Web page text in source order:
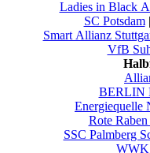
Ladies in Black
SC Potsdam
Smart Allianz
VfB
BERLIN
Energiequelle
Rote
SSC Palmberg
WWK